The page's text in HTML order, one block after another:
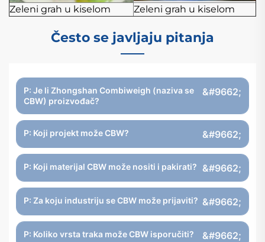
Zeleni grah u kiselom Zeleni grah u kiselom
Često se javljaju pitanja
P: Je li Zhongshan Combiweigh (naziva se
CBW) proizvođač?
P: Koji projekt može CBW?
P: Koji materijal CBW može nositi i pakirati?
P: Za koju industriju se CBW može prijaviti?
P: Koliko vrsta traka može CBW isporučiti?